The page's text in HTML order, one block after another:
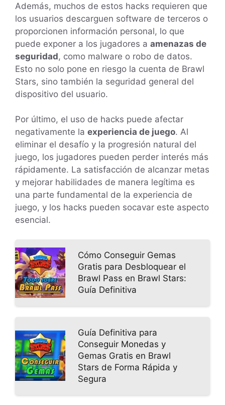
Además, muchos de estos hacks requieren que
los usuarios descarguen software de terceros o
proporcionen información personal, lo que
puede exponer a los jugadores a amenazas de
seguridad, como malware o robo de datos.
Esto no solo pone en riesgo la cuenta de Brawl
Stars, sino también la seguridad general del
dispositivo del usuario.
Por último, el uso de hacks puede afectar
negativamente la experiencia de juego. Al
eliminar el desafío y la progresión natural del
juego, los jugadores pueden perder interés más
rápidamente. La satisfacción de alcanzar metas
y mejorar habilidades de manera legítima es
una parte fundamental de la experiencia de
juego, y los hacks pueden socavar este aspecto
esencial.
Cómo Conseguir Gemas
Gratis para Desbloquear el
Brawl Pass en Brawl Stars:
Guía Definitiva
Guía Definitiva para
Conseguir Monedas y
Gemas Gratis en Brawl
Stars de Forma Rápida y
Segura